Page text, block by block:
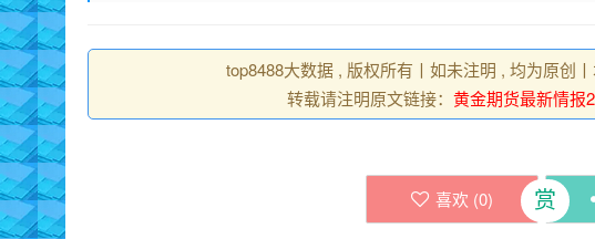
top8488大数据 , 版权所有丨如未注明 , 均为原创
转载请注明原文链接： 黄金期货最新情报
喜欢 (0) 赏